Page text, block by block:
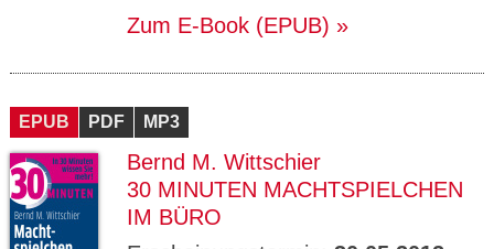
Zum E-Book (EPUB)
EPUB PDF MP3
Bernd M. Wittschier
30 MINUTEN MACHTSPIELCHEN
IM BÜRO